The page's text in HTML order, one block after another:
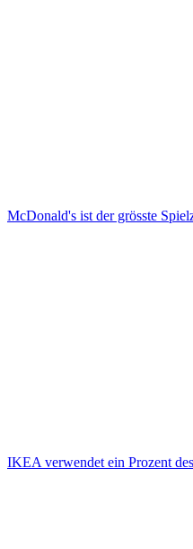
McDonald's ist der grösste
IKEA verwendet ein Prozent